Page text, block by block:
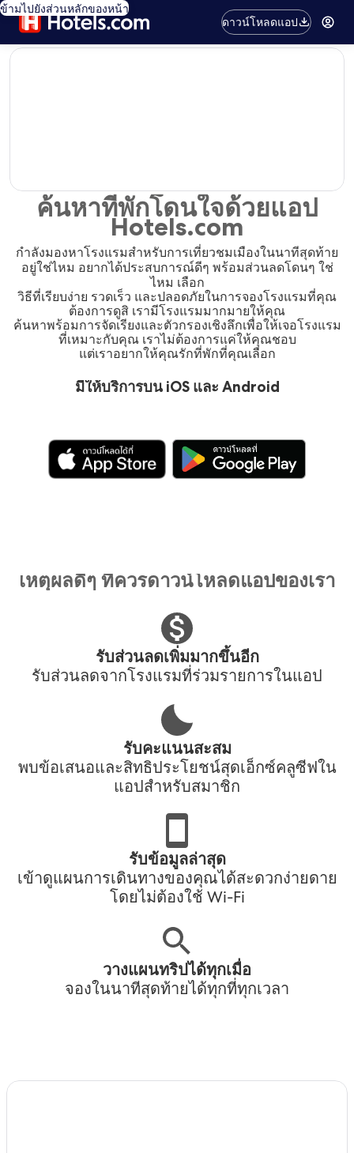
ข้ามไปยังส่วนหลักของหน้า
ดาวน์โหลดแอป
editorial
ค้นหาที่พักโดนใจด้วยแอป
Hotels.com
กำลังมองหาโรงแรมสำหรับการเที่ยวชมเมืองในนาทีสุดท้าย
อยู่ใช่ไหม อยากได้ประสบการณ์ดีๆ พร้อมส่วนลดโดนๆ ใช่
ไหม เลือก
วิธีที่เรียบง่าย รวดเร็ว และปลอดภัยในการจองโรงแรมที่คุณ
ต้องการดูสิ เรามีโรงแรมมากมายให้คุณ
ค้นหาพร้อมการจัดเรียงและตัวกรองเชิงลึกเพื่อให้เจอโรงแรม
ที่เหมาะกับคุณ เราไม่ต้องการแค่ให้คุณชอบ
แต่เราอยากให้คุณรักที่พักที่คุณเลือก
มีให้บริการบน iOS และ Android
เหตุผลดีๆ ที่ควรดาวน์โหลดแอปของเรา
รับส่วนลดเพิ่มมากขึ้นอีก
รับส่วนลดจากโรงแรมที่ร่วมรายการในแอป
รับคะแนนสะสม
พบข้อเสนอและสิทธิประโยชน์สุดเอ็กซ์คลูซีฟใน
แอปสำหรับสมาชิก
รับข้อมูลล่าสุด
เข้าดูแผนการเดินทางของคุณได้สะดวกง่ายดาย
โดยไม่ต้องใช้ Wi-Fi
วางแผนทริปได้ทุกเมื่อ
จองในนาทีสุดท้ายได้ทุกที่ทุกเวลา